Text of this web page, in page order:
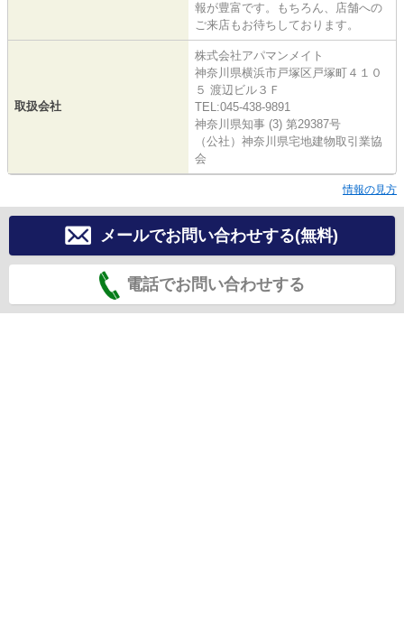
報が豊富です。もちろん、店舗への
ご来店もお待ちしております。
取扱会社
株式会社アパマンメイト
神奈川県横浜市戸塚区戸塚町４１０
５ 渡辺ビル３Ｆ
TEL:045-438-9891
神奈川県知事 (3) 第29387号
（公社）神奈川県宅地建物取引業協
会
情報の見方
メールでお問い合わせする(無料)
電話でお問い合わせする